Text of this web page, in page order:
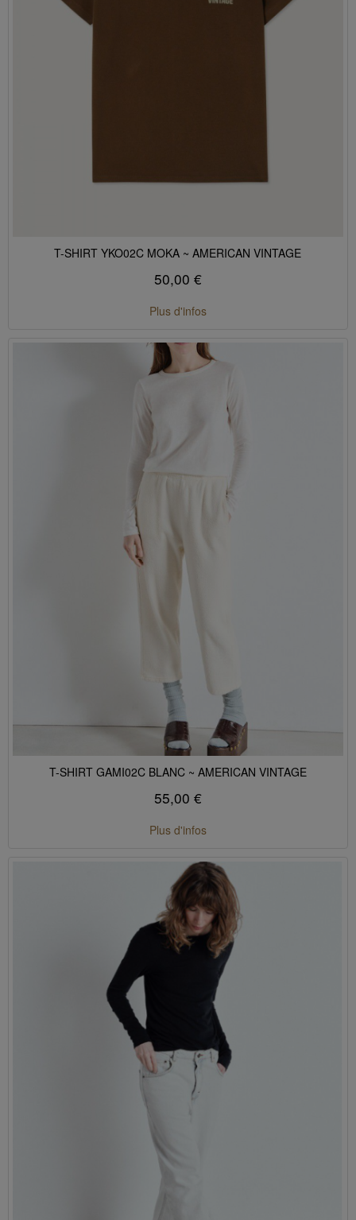
T-SHIRT YKO02C MOKA ~ AMERICAN VINTAGE
50,00 €
Plus d'infos
T-SHIRT GAMI02C BLANC ~ AMERICAN VINTAGE
55,00 €
Plus d'infos